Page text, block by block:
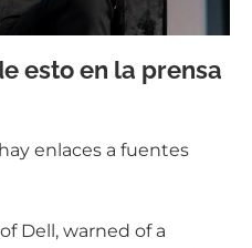
esto en la prensa
enlaces a fuentes
Dell, warned of a